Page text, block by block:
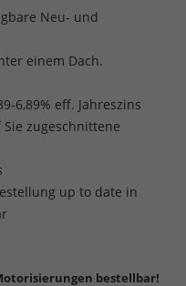
Neu- und
einem Dach.
6,89% eff. Jahreszins
zugeschnittene
up to date in
bestellbar!